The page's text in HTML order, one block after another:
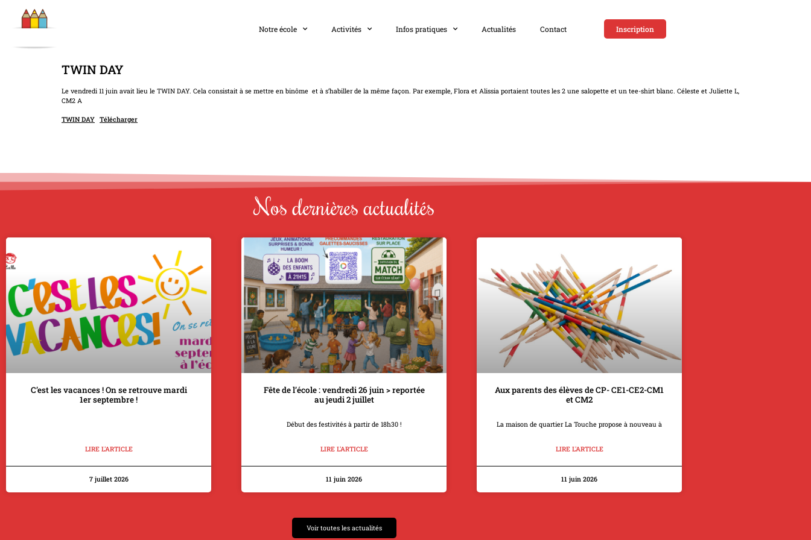
Notre école Activités Infos pratiques Actualités Contact Inscription
TWIN DAY
Le vendredi 11 juin avait lieu le TWIN DAY. Cela consistait à se mettre en binôme et à s’habiller de la même façon. Par exemple, Flora et Alissia portaient toutes les 2 une salopette et un tee-shirt blanc. Céleste et Juliette L,
CM2 A
TWIN DAY Télécharger
Nos dernières actualités
C’est les vacances ! On se retrouve mardi
1er septembre !
LIRE L'ARTICLE
7 juillet 2026
Fête de l’école : vendredi 26 juin > reportée
au jeudi 2 juillet
Début des festivités à partir de 18h30 !
LIRE L'ARTICLE
11 juin 2026
Aux parents des élèves de CP- CE1-CE2-CM1
et CM2
La maison de quartier La Touche propose à nouveau à
LIRE L'ARTICLE
11 juin 2026
Voir toutes les actualités